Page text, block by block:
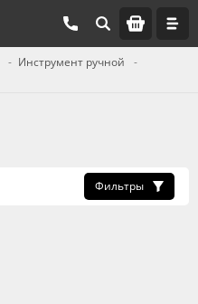
Инструмент ручной
Фильтры